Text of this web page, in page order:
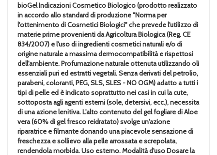
bioGel Indicazioni Cosmetico Biologico (prodotto realizzato
in accordo allo standard di produzione "Norma per
l'ottenimento di Cosmetici Biologici" che prevede l'utilizzo di
materie prime provenienti da Agricoltura Biologica (Reg. CE
834/2007) e l'uso di ingredienti cosmetici naturali e/o di
origine naturale a massima dermocompatibilità e rispettosi
dell'ambiente. Profumazione naturale ottenuta utilizzando oli
essenziali puri ed estratti vegetali. Senza derivati del petrolio,
parabeni, coloranti, PEG, SLS, SLES - NO OGM) adatto a tutti i
tipi di pelle ed è indicato soprattutto nei casi in cui la cute,
sottoposta agli agenti esterni (sole, detersivi, ecc.), necessita
di una azione lenitiva. L'alto contenuto del gel fogliare di Aloe
vera (60% di gel fresco reidratato) svolge un'azione
riparatrice e filmante donando una piacevole sensazione di
freschezza e sollievo alla pelle arrossata e screpolata,
rendendola morbida. Uso esterno. Modalità d'uso Dosare la